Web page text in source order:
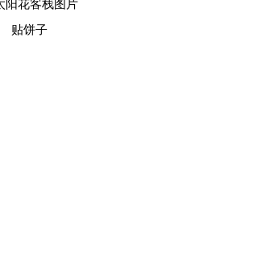
贴饼子